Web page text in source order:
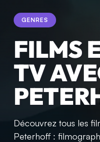
GENRES
FILMS
TV
Découvrez tous les
Peterhoff :